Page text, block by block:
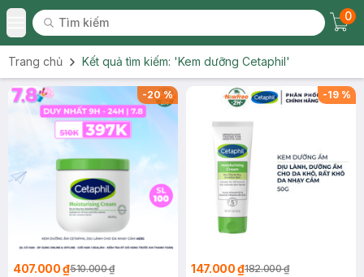
Toggle Menu
Tìm kiếm
Tìm kiếm
0
Trang chủ Kết quả tìm kiếm: 'Kem dưỡng Cetaphil'
-20%
407.000 ₫510.000 ₫
-19 %
147.000 ₫182.000 ₫